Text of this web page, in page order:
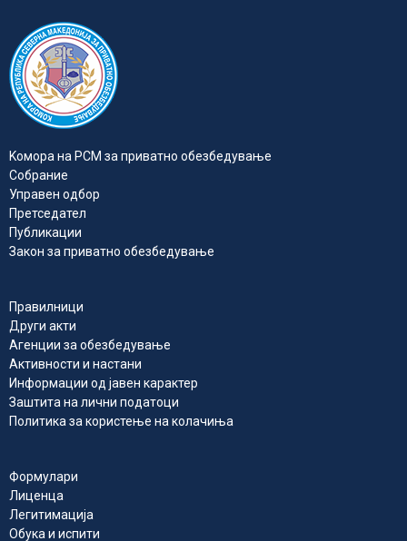
Kомора на РСМ за приватно обезбедувањe
Собрание
Управен одбор
Претседател
Публикации
Закон за приватно обезбедување
Правилници
Други акти
Агенции за обезбедување
Активности и настани
Информации од јавен карактер
Заштита на лични податоци
Политика за користење на колачиња
Формулари
Лиценца
Легитимација
Обука и испити